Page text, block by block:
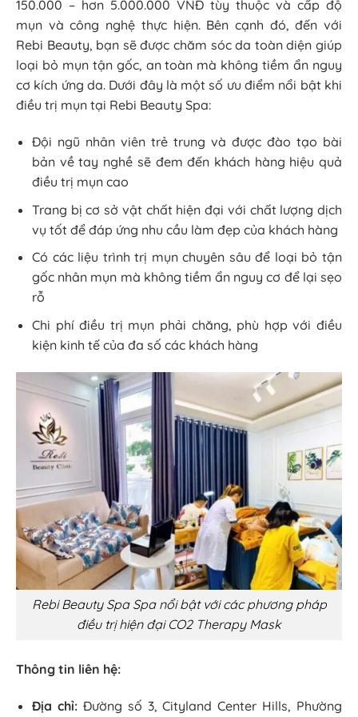
150.000 – hơn 5.000.000 VNĐ tùy thuộc và cấp độ
mụn và công nghệ thực hiện. Bên cạnh đó, đến với
Rebi Beauty, bạn sẽ được chăm sóc da toàn diện giúp
loại bỏ mụn tận gốc, an toàn mà không tiềm ẩn nguy
cơ kích ứng da. Dưới đây là một số ưu điểm nổi bật khi
điều trị mụn tại Rebi Beauty Spa:
Đội ngũ nhân viên trẻ trung và được đào tạo bài
bản về tay nghề sẽ đem đến khách hàng hiệu quả
điều trị mụn cao
Trang bị cơ sở vật chất hiện đại với chất lượng dịch
vụ tốt để đáp ứng nhu cầu làm đẹp của khách hàng
Có các liệu trình trị mụn chuyên sâu để loại bỏ tận
gốc nhân mụn mà không tiềm ẩn nguy cơ để lại sẹo
rỗ
Chi phí điều trị mụn phải chăng, phù hợp với điều
kiện kinh tế của đa số các khách hàng
Rebi Beauty Spa Spa nổi bật với các phương pháp
điều trị hiện đại CO2 Therapy Mask
Thông tin liên hệ:
Địa chỉ:Đường số 3, Cityland Center Hills, Phường